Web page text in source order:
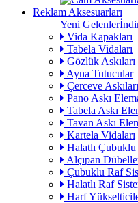
Reklam Aksesuarları
Yeni Gelenler
Vida Kapakları
Tabela Vidaları
Gözlük Askıları
Ayna Tutucular
Çerceve Askıları
Pano Askı
Tabela Askı
Tavan Askı
Kartela Vidaları
Halatlı
Alçıpan
Çubuklu Raf
Halatlı Raf
Harf